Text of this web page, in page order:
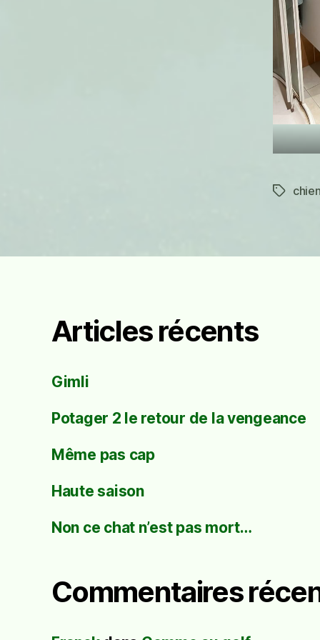
Articles récents
Gimli
Potager 2 le retour de la vengeance
Même pas cap
Haute saison
Non ce chat n’est pas mort…
Commentaires